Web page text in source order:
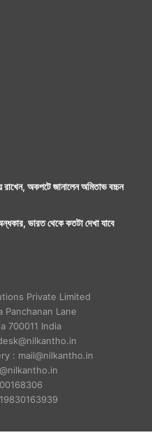
রাখেন, অকপটে জানালেন অমিতাভ বচ্চন
ভারত থেকে কতটা দেখা যাবে
Private Limited
Panchanan Lane
700011 India
: mail@nilkantho.in